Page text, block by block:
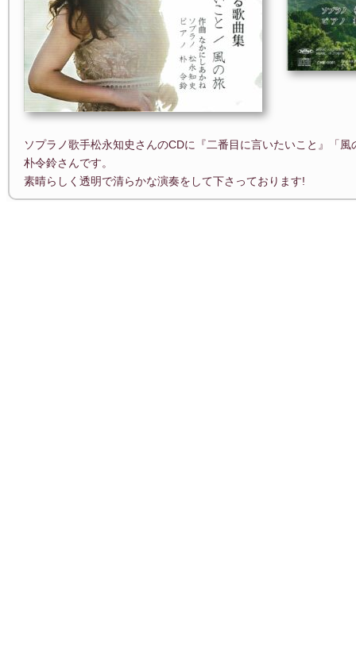
ソプラノ歌手松永知史さんのCDに『二番目に言いたいこと』「
朴令鈴さんです。
素晴らしく透明で清らかな演奏をして下さっております!